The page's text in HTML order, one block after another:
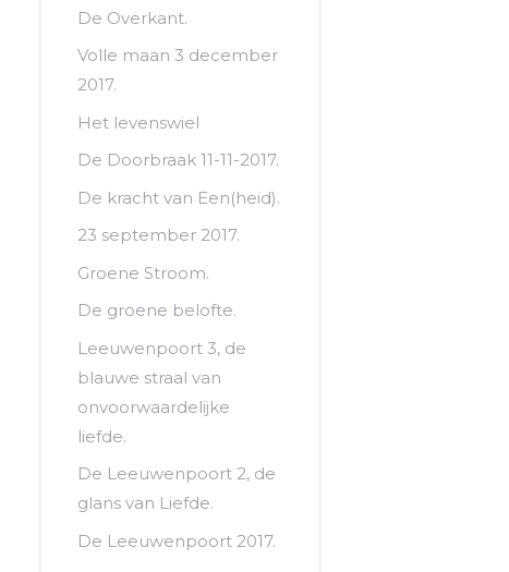
De Overkant.
Volle maan 3 december
2017.
Het levenswiel
De Doorbraak 11-11-2017.
De kracht van Een(heid).
23 september 2017.
Groene Stroom.
De groene belofte.
Leeuwenpoort 3, de
blauwe straal van
onvoorwaardelijke
liefde.
De Leeuwenpoort 2, de
glans van Liefde.
De Leeuwenpoort 2017.